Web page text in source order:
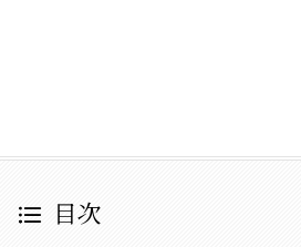
目次